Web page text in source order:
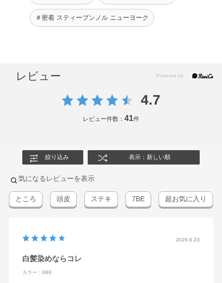
ＣＣアフターカラーシャンプー
2Na・イソプロパノール・オリーブ脂肪酸エチル・グリセ
トリモニウムクロリド・ポリクオタニウム－10・ラウリル
エタノール・メチルパラベン・安息香酸Na・香料
ＣＣアフターカラートリートメント
水・ジメチコン・セテアリルアルコール・グリセリン・ベ
ヘントリモニウムクロリド・アボカド油・トコフェロー
ル・加水分解ダイズタンパク・BG・BHT・（ビスイソブチ
ルPEG－14／アモジメチコン）コポリマー・アミノプロピ
ルジメチコン・アモジメチコン・イソプロパノール・ステ
リングリコール・マカデミアナッツ脂肪酸フィトステリ
パラベン・香料・橙205
＃密着 スティーブンノル ニューヨーク
レビュー
4.7
レビュー件数： 41件
絞り込み 表示：新しい順
気になるレビューを表示
ところ 頭皮 ステキ 7BE 超お気に入り
2026.6.23
白髪染めならコレ
カラー：8BE